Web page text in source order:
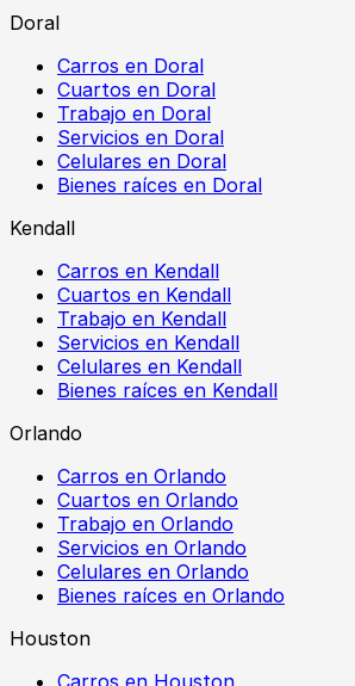
Doral
Carros en Doral
Cuartos en Doral
Trabajo en Doral
Servicios en Doral
Celulares en Doral
Bienes raíces en Doral
Kendall
Carros en Kendall
Cuartos en Kendall
Trabajo en Kendall
Servicios en Kendall
Celulares en Kendall
Bienes raíces en Kendall
Orlando
Carros en Orlando
Cuartos en Orlando
Trabajo en Orlando
Servicios en Orlando
Celulares en Orlando
Bienes raíces en Orlando
Houston
Carros en Houston